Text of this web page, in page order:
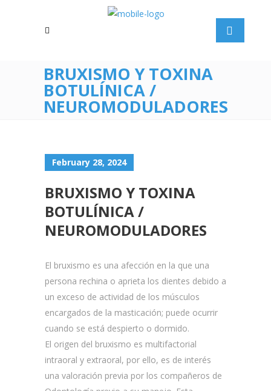
BRUXISMO Y TOXINA
BOTULÍNICA /
NEUROMODULADORES
February 28, 2024
BRUXISMO Y TOXINA
BOTULÍNICA /
NEUROMODULADORES
El bruxismo es una afección en la que una
persona rechina o aprieta los dientes debido a
un exceso de actividad de los músculos
encargados de la masticación; puede ocurrir
cuando se está despierto o dormido.
El origen del bruxismo es multifactorial
intraoral y extraoral, por ello, es de interés
una valoración previa por los compañeros de